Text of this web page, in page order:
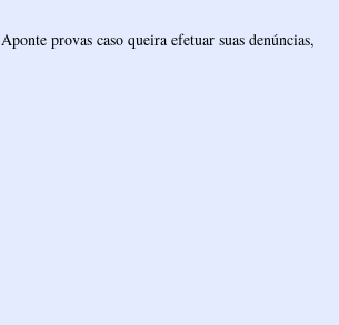
provas caso queira efetuar suas denúncias,